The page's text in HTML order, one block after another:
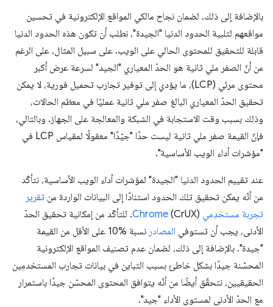
بالإضافة إلى ذلك، لضمان نجاح مالكي المواقع الإلكترونية في تحسين
مواقعهم لتلبية الحدود الدنيا "الجيدة"، نطلب أن تكون هذه الحدود الدنيا
قابلة للتحقيق للمحتوى الحالي على الويب. على سبيل المثال، على الرغم
من أنّ الصفر ملي ثانية هو الحدّ المعياري "الجيد" لسرعة عرض أكبر
محتوى مرئي (LCP)، ما يؤدي إلى توفير تجارب تحميل فورية، لا يمكن
تحقيق الحدّ المعياري البالغ صفر ملي ثانية عمليًا في معظم الحالات،
وذلك بسبب وقت الاستجابة في الشبكة والمعالجة على الجهاز. وبالتالي،
فإنّ القيمة صفر ملي ثانية ليست حدًا "جيّدًا" معقولًا لمقياس LCP في
"مؤشرات أداء الويب الأساسية".
عند تقييم الحدود الدنيا "الجيدة" لمؤشرات أداء الويب الأساسية، نتأكّد
من أنّه يمكن تحقيق تلك الحدود استنادًا إلى البيانات الواردة من تقرير
تجربة مستخدِمي Chrome
(CrUX). للتأكّد من إمكانية تحقيق الحدّ
الأدنى، يجب أن تستوفي المصادر
نسبة ‎10% على الأقل من القيمة
"جيدة". بالإضافة إلى ذلك، لضمان عدم تصنيف المواقع الإلكترونية
المحسّنة جيدًا بشكل خاطئ بسبب التباين في بيانات تجارب المستخدمِين
الحقيقيين، نتحقّق أيضًا من أنّه يتوافق المحتوى المحسّن جيدًا باستمرار
مع الحدّ الأدنى لمستوى الأداء "جيد".